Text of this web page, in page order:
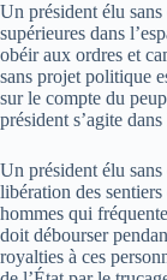
Un président élu
supérieures dans
obéir aux ordres et
sans projet politique
sur le compte du
président s’agite
Un président élu
libération des
hommes qui
doit débourser
royalties à ces